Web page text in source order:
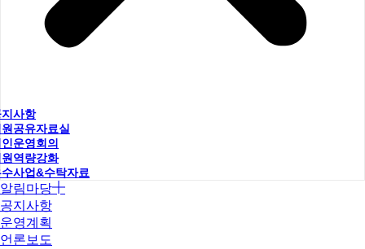
사항
공유자료실
운영회의
역량강화
사업&수탁자료
알림마당
공지사항
운영계획
언론보도